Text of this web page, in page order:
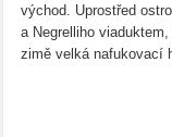
východ. Uprostřed
a Negrelliho
zimě velká nafukovací